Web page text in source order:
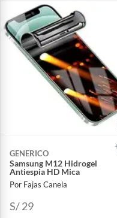
GENERICO
Samsung M12 Hidrogel
Antiespia HD Mica
Por Fajas Canela
S/ 29